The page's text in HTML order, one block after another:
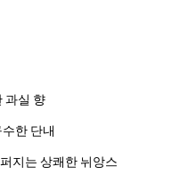
과실 향
한 단내
지는 상쾌한 뉘앙스